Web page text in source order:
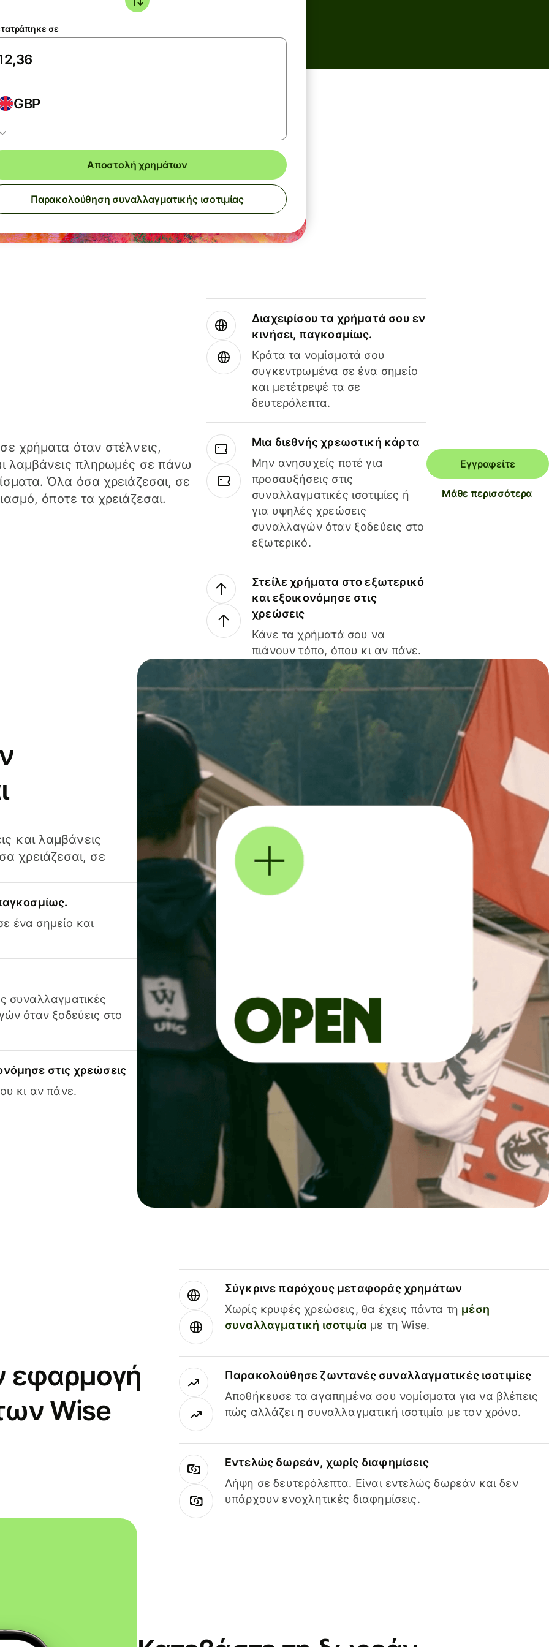
σε
GBP
Αποστολή χρημάτων
Παρακολούθηση συναλλαγματικής ισοτιμίας
χρήματα όταν στέλνεις,
λαμβάνεις πληρωμές σε πάνω
Όλα όσα χρειάζεσαι, σε
όποτε τα χρειάζεσαι.
Διαχειρίσου τα χρήματά σου εν
κινήσει, παγκοσμίως.
Κράτα τα νομίσματά σου
συγκεντρωμένα σε ένα σημείο
και μετέτρεψέ τα σε
δευτερόλεπτα.
Μια διεθνής χρεωστική κάρτα
Μην ανησυχείς ποτέ για
προσαυξήσεις στις
συναλλαγματικές ισοτιμίες ή
για υψηλές χρεώσεις
συναλλαγών όταν ξοδεύεις στο
εξωτερικό.
Στείλε χρήματα στο εξωτερικό
και εξοικονόμησε στις
χρεώσεις
Κάνε τα χρήματά σου να
πιάνουν τόπο, όπου κι αν πάνε.
Εγγραφείτε
Μάθε περισσότερα
και λαμβάνεις
χρειάζεσαι, σε
ένα σημείο και
συναλλαγματικές
όταν ξοδεύεις στο
στις χρεώσεις
κι αν πάνε.
εφαρμογή
Wise
Σύγκρινε παρόχους μεταφοράς χρημάτων
Χωρίς κρυφές χρεώσεις, θα έχεις πάντα τη μέση
συναλλαγματική ισοτιμία με τη Wise.
Παρακολούθησε ζωντανές συναλλαγματικές ισοτιμίες
Αποθήκευσε τα αγαπημένα σου νομίσματα για να βλέπεις
πώς αλλάζει η συναλλαγματική ισοτιμία με τον χρόνο.
Εντελώς δωρεάν, χωρίς διαφημίσεις
Λήψη σε δευτερόλεπτα. Είναι εντελώς δωρεάν και δεν
υπάρχουν ενοχλητικές διαφημίσεις.